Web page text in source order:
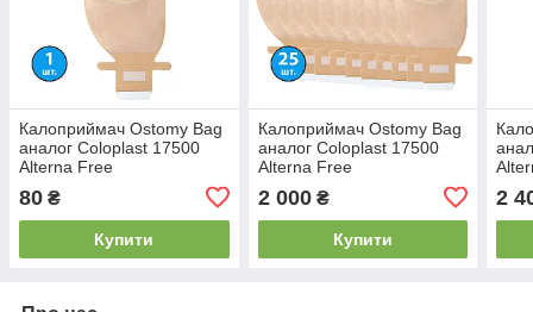
Калоприймач Ostomy Bag
аналог Coloplast 17500
Alterna Free
відкритий, непрозорий)
виріз 12-75 мм, 1 шт.
80 ₴
Купити
Калоприймач Ostomy Bag
аналог Coloplast 17500
Alterna Free
відкритий, непрозорий)
виріз 12-75 мм, 25 шт.
2 000₴
Купити
2